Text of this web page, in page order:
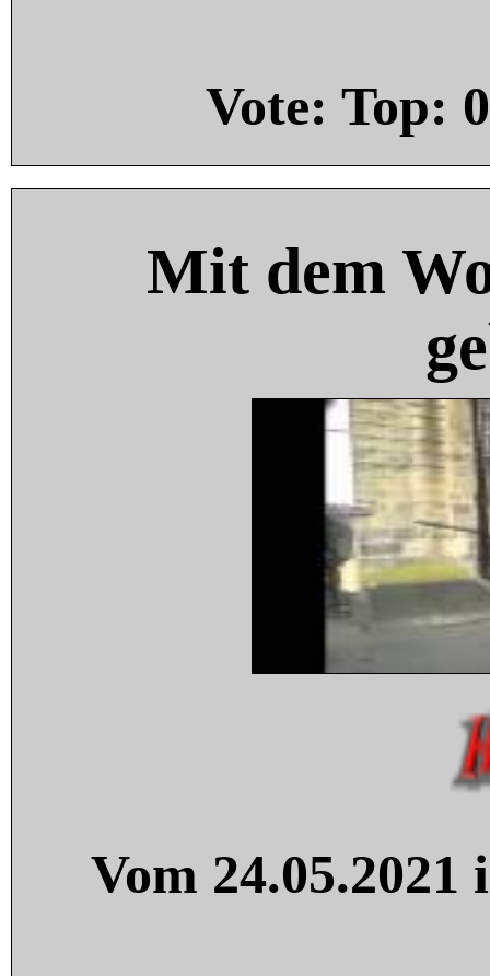
Vote: Top: 0
Mit dem
Vom 24.05.2021